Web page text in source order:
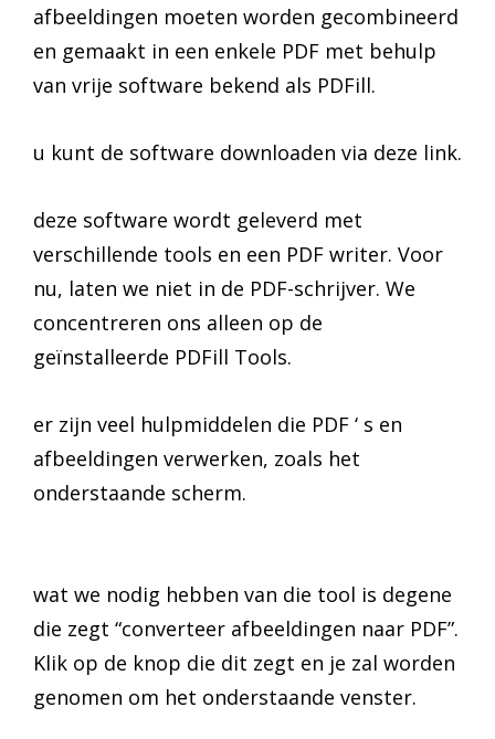
afbeeldingen moeten worden gecombineerd
en gemaakt in een enkele PDF met behulp
van vrije software bekend als PDFill.
u kunt de software downloaden via deze link.
deze software wordt geleverd met
verschillende tools en een PDF writer. Voor
nu, laten we niet in de PDF-schrijver. We
concentreren ons alleen op de
geïnstalleerde PDFill Tools.
er zijn veel hulpmiddelen die PDF ‘ s en
afbeeldingen verwerken, zoals het
onderstaande scherm.
wat we nodig hebben van die tool is degene
die zegt “converteer afbeeldingen naar PDF”.
Klik op de knop die dit zegt en je zal worden
genomen om het onderstaande venster.